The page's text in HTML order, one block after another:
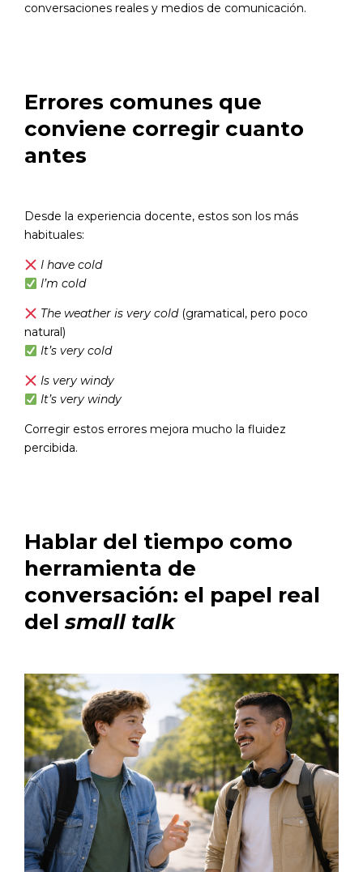
conversaciones reales y medios de comunicación.
Errores comunes que
conviene corregir cuanto
antes
Desde la experiencia docente, estos son los más
habituales:
I have cold
I’m cold
The weather is very cold(gramatical, pero poco
natural)
It’s very cold
Is very windy
It’s very windy
Corregir estos errores mejora mucho la fluidez
percibida.
Hablar del tiempo como
herramienta de
conversación: el papel real
delsmall talk